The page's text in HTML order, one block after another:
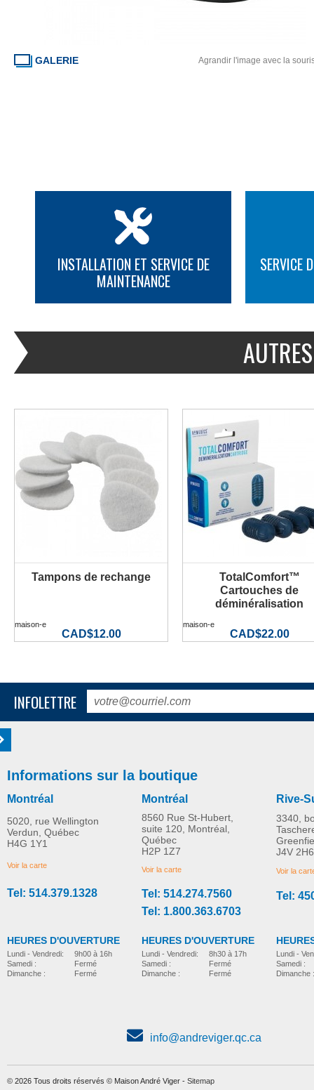
GALERIE Agrandir l'image avec la
INSTALLATION ET SERVICE DE
MAINTENANCE
SERVICE
Tampons de rechange
PLUS D'INFORMATION
maison-e
CAD$12.00
TotalComfort™
Cartouches de
déminéralisation
PLUS D'INFORMATION
maison-e
CAD$22.00
ultrasonique de voyage
PLUS D'INFORMATION
maison-e
Humidificateur
PLUS D'INFORMATION
maison-e
CAD$52.00
PLUS D'INFORMATION
maison-e
INFOLETTRE
Informations sur la boutique
Montréal
5020, rue Wellington
Verdun, Québec
H4G 1Y1
Voir la carte
Tel: 514.379.1328
HEURES D'OUVERTURE
Lundi - Vendredi:
Samedi :
Dimanche :
9h00 à 16h
Fermé
Fermé
Montréal
8560 Rue St-Hubert,
suite 120, Montréal,
Québec
H2P 1Z7
Voir la carte
Tel: 514.274.7560
Tel: 1.800.363.6703
HEURES D'OUVERTURE
Lundi - Vendredi:
Samedi :
Dimanche :
8h30 à 17h
Fermé
Fermé
Rive-
3340,
J4V 2H6
Voir la
Tel:
Lundi -
Samedi :
Dimanche :
info@andreviger.qc.ca
© 2026 Tous droits réservés © Maison André Viger - Sitemap